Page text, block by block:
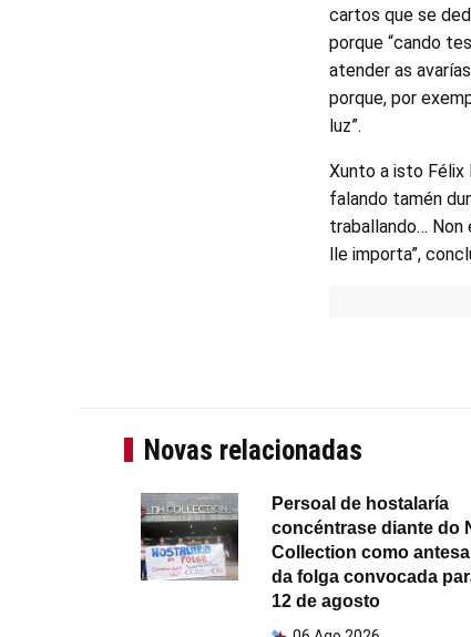
cartos que se
porque “cando
atender as
porque, por
luz”.
Xunto a isto Félix
falando tamén
traballando… Non
lle importa”,
Novas relacionadas
Persoal de hostalaría
concéntrase diante do
Collection como
da folga convocada
12 de agosto